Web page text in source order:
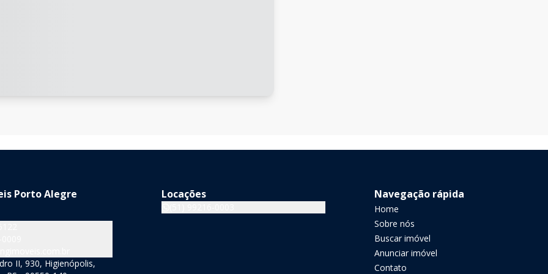
Porto Alegre
II, 930, Higienópolis,
Locações Navegação rápida
Home
Sobre nós
Buscar imóvel
Anunciar imóvel
Contato